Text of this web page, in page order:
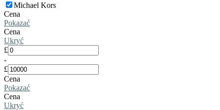
Michael Kors
Cena
Pokazać
Cena
Ukryć
£
-
£
Cena
Pokazać
Cena
Ukryć